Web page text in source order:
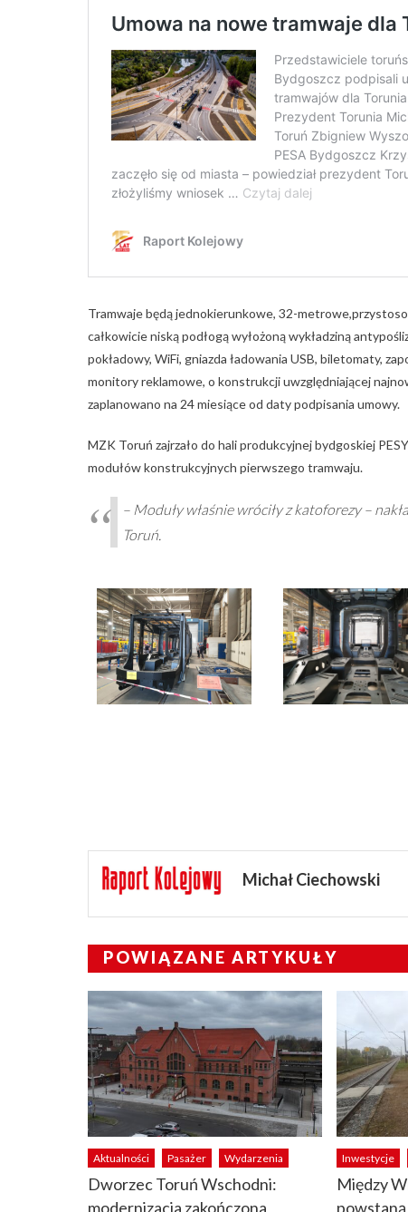
Tramwaje będą jednokierunkowe, 32-
całkowicie niską podłogą wyłożoną wykładziną
pokładowy, WiFi, gniazda ładowania USB, biletomaty,
monitory reklamowe, o konstrukcji uwzględniającej
zaplanowano na 24 miesiące od daty podpisania umowy.
MZK Toruń zajrzało do hali produkcyjnej bydgoskiej
modułów konstrukcyjnych pierwszego tramwaju.
– Moduły właśnie wróciły z katoforezy –
Toruń.
Michał Ciechowski
POWIĄZANE ARTYKUŁY
Aktualności Pasażer Wydarzenia
Dworzec Toruń Wschodni:
modernizacja zakończona
Inwestycje
Między